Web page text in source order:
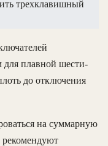
для плавной шести-
до отключения
на суммарную
рекомендуют